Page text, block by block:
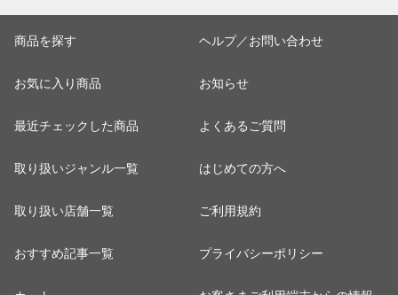
商品を探す
お気に入り商品
最近チェックした商品
取り扱いジャンル一覧
取り扱い店舗一覧
おすすめ記事一覧
ヘルプ／お問い合わせ
お知らせ
よくあるご質問
はじめての方へ
ご利用規約
プライバシーポリシー